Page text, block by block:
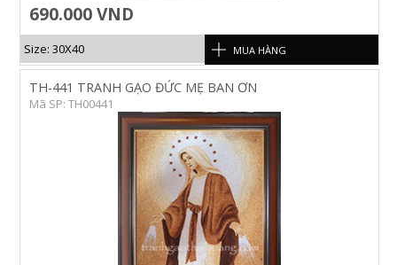
690.000 VND
Size: 30X40 MUA HÀNG
TH-441 TRANH GẠO ĐỨC MẸ BAN ƠN
Mã SP: TH00441